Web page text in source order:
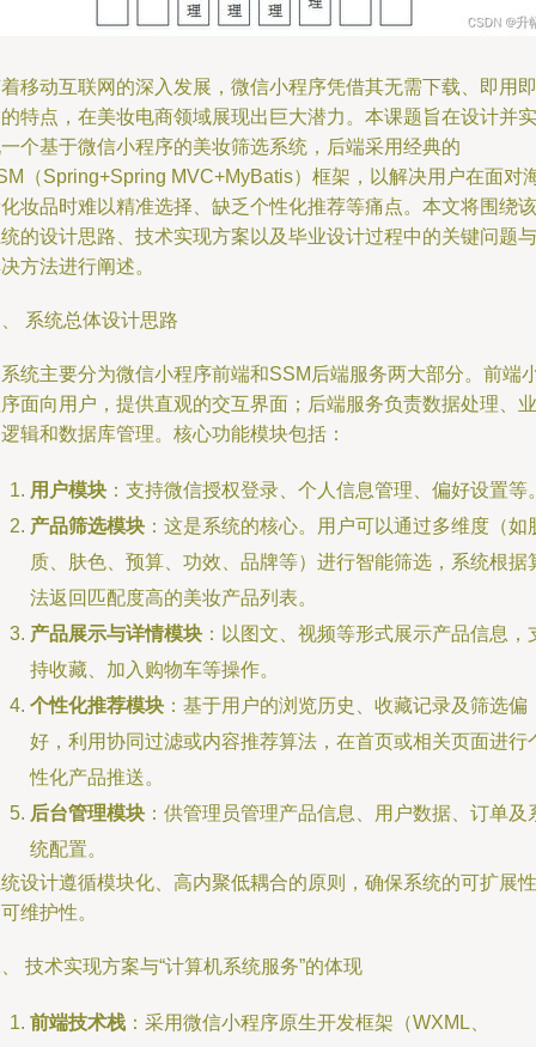
移动互联网的深入发展，微信小程序凭借其无需下载、即用即
特点，在美妆电商领域展现出巨大潜力。本课题旨在设计并实
个基于微信小程序的美妆筛选系统，后端采用经典的
（Spring+Spring MVC+MyBatis）框架，以解决用户在面对
妆品时难以精准选择、缺乏个性化推荐等痛点。本文将围绕该
的设计思路、技术实现方案以及毕业设计过程中的关键问题与
方法进行阐述。
系统总体设计思路
统主要分为微信小程序前端和SSM后端服务两大部分。前端
面向用户，提供直观的交互界面；后端服务负责数据处理、业
辑和数据库管理。核心功能模块包括：
用户模块 ：支持微信授权登录、个人信息管理、偏好设置等
产品筛选模块 ：这是系统的核心。用户可以通过多维度（如
质、肤色、预算、功效、品牌等）进行智能筛选，系统根据
法返回匹配度高的美妆产品列表。
产品展示与详情模块 ：以图文、视频等形式展示产品信息，
持收藏、加入购物车等操作。
个性化推荐模块 ：基于用户的浏览历史、收藏记录及筛选偏
好，利用协同过滤或内容推荐算法，在首页或相关页面进行
性化产品推送。
后台管理模块 ：供管理员管理产品信息、用户数据、订单及
统配置。
设计遵循模块化、高内聚低耦合的原则，确保系统的可扩展性
维护性。
技术实现方案与“计算机系统服务”的体现
前端技术栈 ：采用微信小程序原生开发框架（WXML、